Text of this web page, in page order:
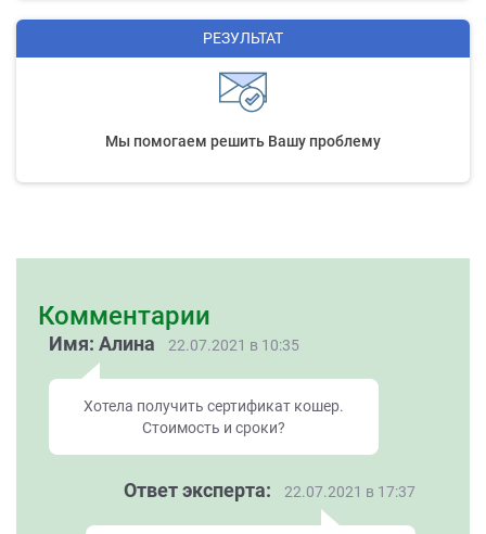
РЕЗУЛЬТАТ
Мы помогаем решить Вашу проблему
Комментарии
Имя: Алина 22.07.2021 в 10:35
Хотела получить сертификат кошер.
Стоимость и сроки?
Ответ эксперта: 22.07.2021 в 17:37